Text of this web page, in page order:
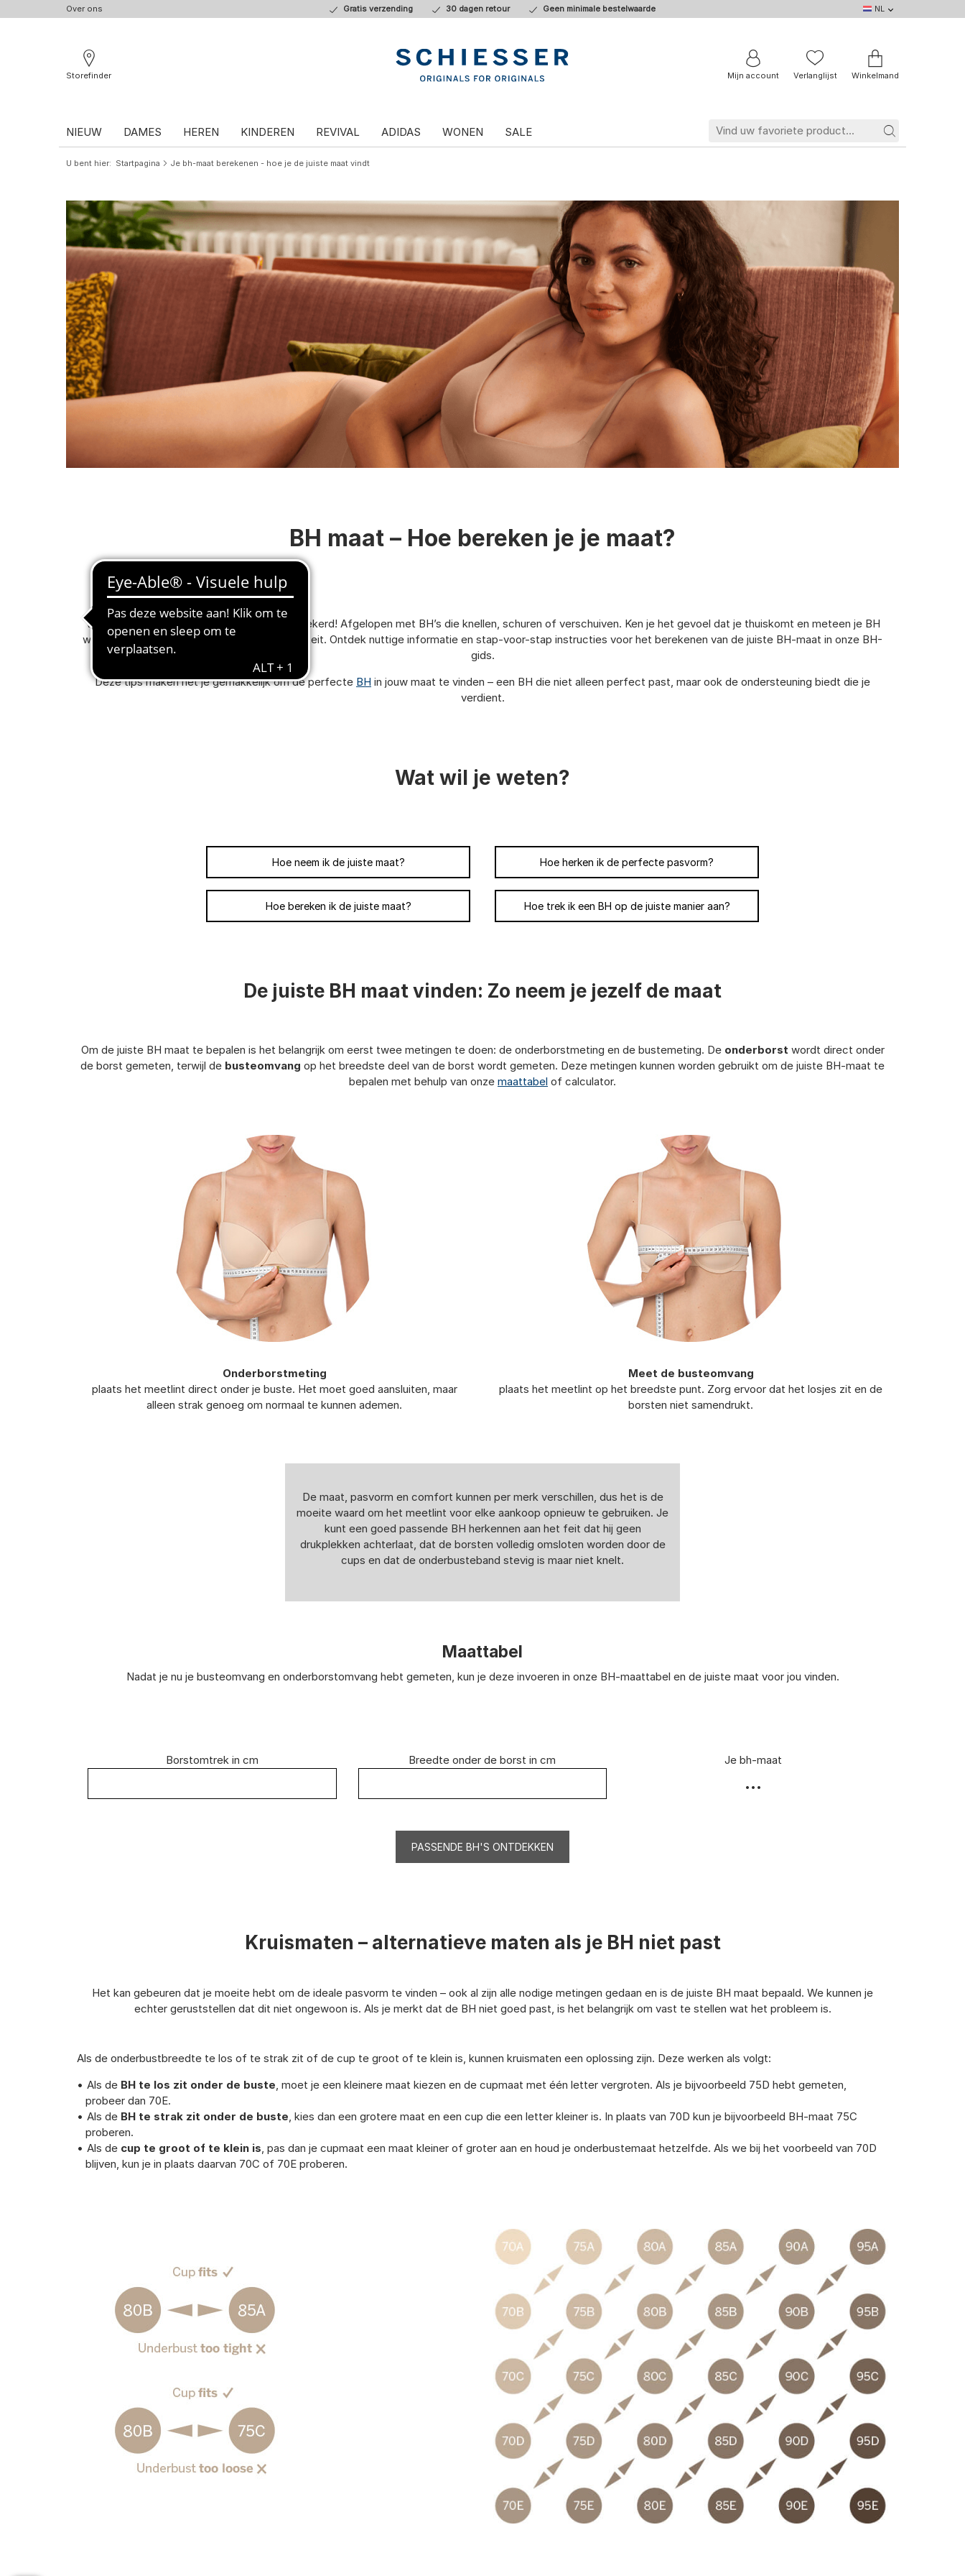
Over ons Gratis verzending 30 dagen retour Geen minimale bestelwaarde
NL
DE
NL
BE
FR
Storefinder
Mijn account Verlanglijst Winkelmand
NIEUW DAMES HEREN KINDEREN REVIVAL ADIDAS WONEN SALE
U bent hier Startpagina Je bh-maat berekenen - hoe je de juiste maat vindt
BH maat – Hoe bereken je je maat?
Voel je te allen tijde comfortabel en zelfverzekerd! Afgelopen met BH’s die knellen, schuren of verschuiven. Ken je het gevoel dat je thuiskomt en meteen je BH
wilt uittrekken? Jouw welzijn is onze topprioriteit. Ontdek nuttige informatie en stap-voor-stap instructies voor het berekenen van de juiste BH-maat in onze BH-
gids.
Deze tips maken het je gemakkelijk om de perfecte BH in jouw maat te vinden – een BH die niet alleen perfect past, maar ook de ondersteuning biedt die je
verdient.
Wat wil je weten?
Hoe neem ik de juiste maat? Hoe herken ik de perfecte pasvorm?
Hoe bereken ik de juiste maat? Hoe trek ik een BH op de juiste manier aan?
De juiste BH maat vinden: Zo neem je jezelf de maat
Om de juiste BH maat te bepalen is het belangrijk om eerst twee metingen te doen: de onderborstmeting en de bustemeting. De onderborstwordt direct onder
de borst gemeten, terwijl de busteomvang op het breedste deel van de borst wordt gemeten. Deze metingen kunnen worden gebruikt om de juiste BH-maat te
bepalen met behulp van onze maattabel of calculator.
Onderborstmeting
plaats het meetlint direct onder je buste. Het moet goed aansluiten, maar
alleen strak genoeg om normaal te kunnen ademen.
Meet de busteomvang
plaats het meetlint op het breedste punt. Zorg ervoor dat het losjes zit en de
borsten niet samendrukt.
De maat, pasvorm en comfort kunnen per merk verschillen, dus het is de
moeite waard om het meetlint voor elke aankoop opnieuw te gebruiken. Je
kunt een goed passende BH herkennen aan het feit dat hij geen
drukplekken achterlaat, dat de borsten volledig omsloten worden door de
cups en dat de onderbusteband stevig is maar niet knelt.
Maattabel
Nadat je nu je busteomvang en onderborstomvang hebt gemeten, kun je deze invoeren in onze BH-maattabel en de juiste maat voor jou vinden.
Borstomtrek in cm Breedte onder de borst in cm Je bh-maat
...
PASSENDE BH'S ONTDEKKEN
Kruismaten – alternatieve maten als je BH niet past
Het kan gebeuren dat je moeite hebt om de ideale pasvorm te vinden – ook al zijn alle nodige metingen gedaan en is de juiste BH maat bepaald. We kunnen je
echter geruststellen dat dit niet ongewoon is. Als je merkt dat de BH niet goed past, is het belangrijk om vast te stellen wat het probleem is.
Als de onderbustbreedte te los of te strak zit of de cup te groot of te klein is, kunnen kruismaten een oplossing zijn. Deze werken als volgt:
Als de BH te los zit onder de buste, moet je een kleinere maat kiezen en de cupmaat met één letter vergroten. Als je bijvoorbeeld 75D hebt gemeten,
probeer dan 70E.
Als de BH te strak zit onder de buste, kies dan een grotere maat en een cup die een letter kleiner is. In plaats van 70D kun je bijvoorbeeld BH-maat 75C
proberen.
Als de cup te groot of te klein is, pas dan je cupmaat een maat kleiner of groter aan en houd je onderbustemaat hetzelfde. Als we bij het voorbeeld van 70D
blijven, kun je in plaats daarvan 70C of 70E proberen.